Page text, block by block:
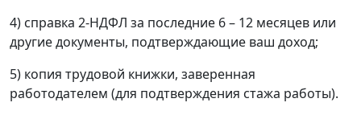
4) справка 2-НДФЛ за последние 6 – 12 месяцев или
другие документы, подтверждающие ваш доход;
5) копия трудовой книжки, заверенная
работодателем (для подтверждения стажа работы).